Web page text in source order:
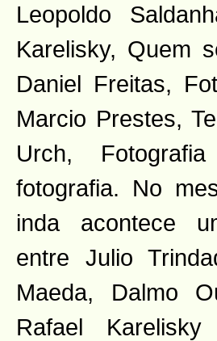
Leopoldo
Karelisky, Quem
Daniel Freitas,
Marcio Prestes,
Urch,
fotografia. No
inda acontece
entre Julio
Maeda, Dalmo
Rafael